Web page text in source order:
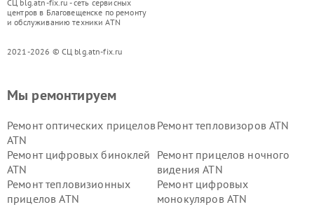
СЦ blg.atn-fix.ru - сеть сервисных
центров в Благовещенске по ремонту
и обслуживанию техники ATN
2021-2026 © СЦ blg.atn-fix.ru
Мы ремонтируем
Ремонт оптических прицелов
ATN
Ремонт тепловизоров ATN
Ремонт цифровых биноклей
ATN
Ремонт прицелов ночного
видения ATN
Ремонт тепловизионных
прицелов ATN
Ремонт цифровых
монокуляров ATN